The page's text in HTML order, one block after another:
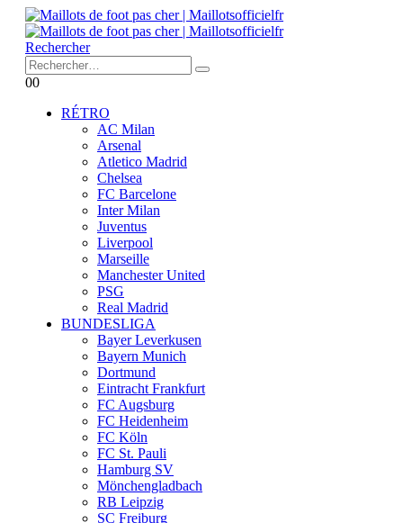
Rechercher
00
RÉTRO
AC Milan
Arsenal
Atletico Madrid
Chelsea
FC Barcelone
Inter Milan
Juventus
Liverpool
Marseille
Manchester United
PSG
Real Madrid
BUNDESLIGA
Bayer Leverkusen
Bayern Munich
Dortmund
Eintracht Frankfurt
FC Augsburg
FC Heidenheim
FC Köln
FC St. Pauli
Hamburg SV
Mönchengladbach
RB Leipzig
SC Freiburg